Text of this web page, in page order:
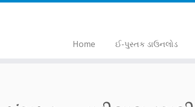
Home ઈ-પુસ્તક ડાઉનલોડ